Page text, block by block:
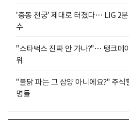
'중동 천궁' 제대로 터졌다… LIG 2
수
"스타벅스 진짜 안 가나?"… 탱크데
위
"불닭 파는 그 삼양 아니에요?" 주식
명들